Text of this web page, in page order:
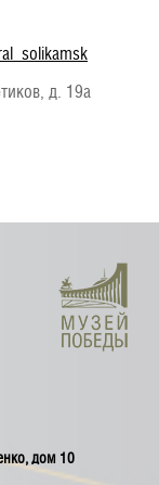
д. 19а
дом 10